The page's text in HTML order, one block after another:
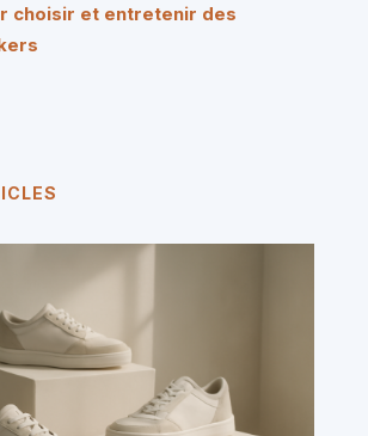
choisir et entretenir des